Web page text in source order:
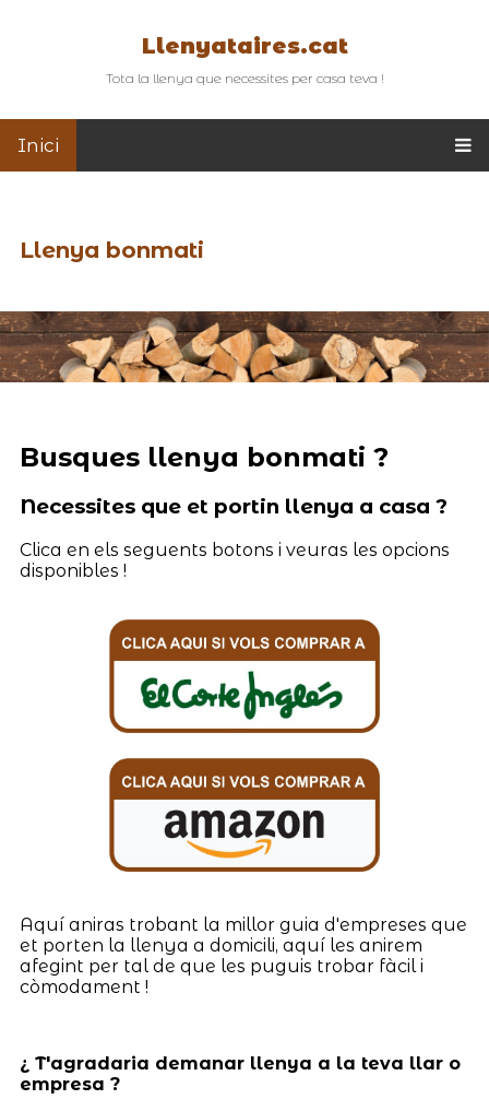
Llenyataires.cat
Tota la llenya que necessites per casa teva !
Inici
Llenya bonmati
Busques llenya bonmati ?
Necessites que et portin llenya a casa ?
Clica en els seguents botons i veuras les opcions
disponibles !
Aquí aniras trobant la millor guia d'empreses que
et porten la llenya a domicili, aquí les anirem
afegint per tal de que les puguis trobar fàcil i
còmodament !
¿ T'agradaria demanar llenya a la teva llar o
empresa ?